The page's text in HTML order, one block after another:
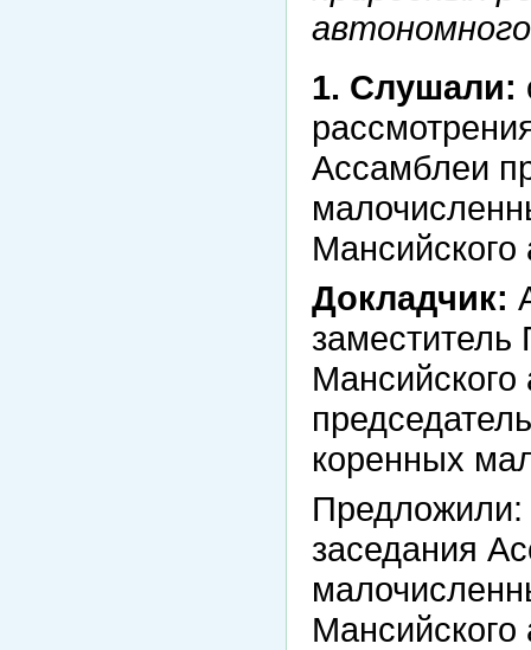
1. Слушали:
Ассамблеи
Докладчик:
коренных
Предложили:
заседания